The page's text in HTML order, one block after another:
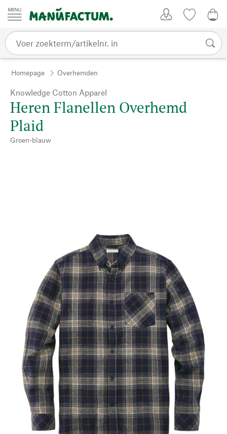
Passer au contenu
Homepage Overhemden
Knowledge Cotton Apparel
Heren Flanellen Overhemd
Plaid
Groen-blauw